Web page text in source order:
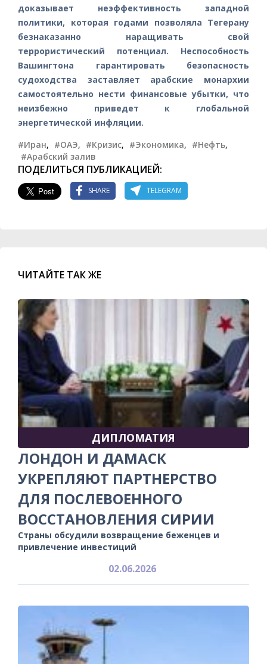
доказывает неэффективность западной
политики, которая годами позволяла Тегерану
безнаказанно наращивать свой
террористический потенциал. Неспособность
Вашингтона гарантировать безопасность
судоходства заставляет арабские монархии
самостоятельно нести финансовые убытки, что
неизбежно приведет к глобальной
энергетической инфляции.
#Иран, #ОАЭ, #Кризис, #Экономика, #Нефть,
#Арабский залив
ПОДЕЛИТЬСЯ ПУБЛИКАЦИЕЙ:
SHARE TELEGRAM
ЧИТАЙТЕ ТАК ЖЕ
ДИПЛОМАТИЯ
ЛОНДОН И ДАМАСК
УКРЕПЛЯЮТ ПАРТНЕРСТВО
ДЛЯ ПОСЛЕВОЕННОГО
ВОССТАНОВЛЕНИЯ СИРИИ
Страны обсудили возвращение беженцев и
привлечение инвестиций
02.06.2026